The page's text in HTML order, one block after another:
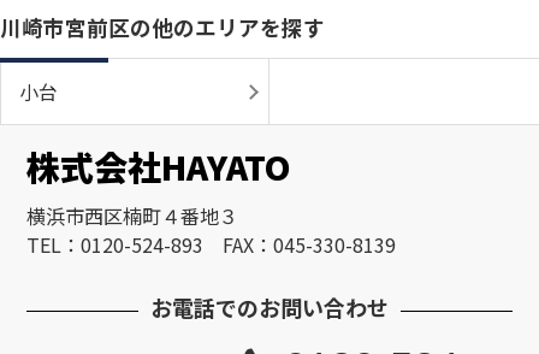
川崎市宮前区の他のエリアを探す
小台
株式会社HAYATO
横浜市西区楠町４番地３
TEL：0120-524-893 FAX：045-330-8139
お電話でのお問い合わせ